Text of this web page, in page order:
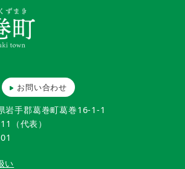
お問い合わせ
岩手郡葛巻町葛巻16-1-1
（代表）
い